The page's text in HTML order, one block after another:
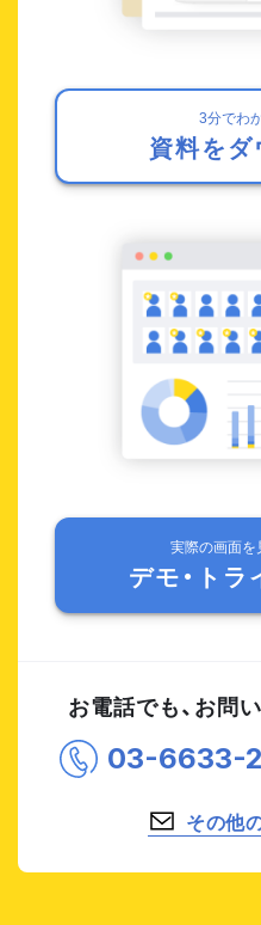
3分でわ
資料を
実際の画面を
デモ・ト
お電話でも、お問
03-6633-
その他